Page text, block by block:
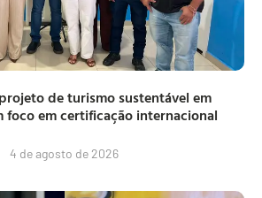
de turismo sustentável em
foco em certificação internacional
4 de agosto de 2026